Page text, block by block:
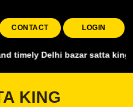
CONTACT LOGIN
bazar satta king,
KING